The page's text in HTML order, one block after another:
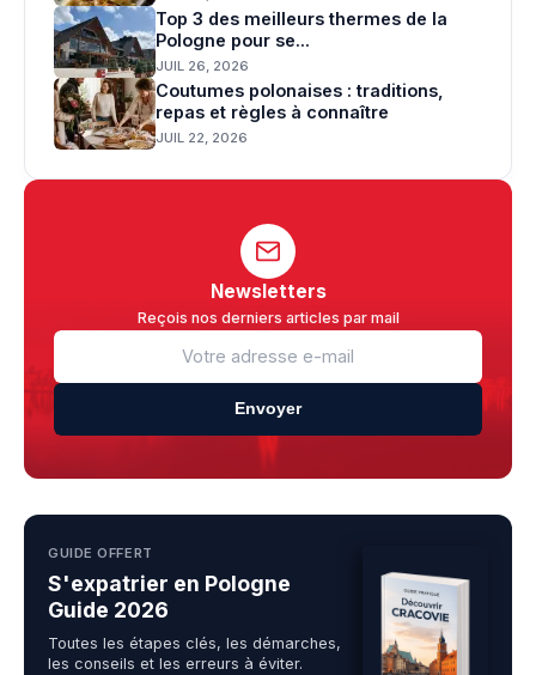
Top 3 des meilleurs thermes de la
Pologne pour se...
JUIL 26, 2026
Coutumes polonaises : traditions,
repas et règles à connaître
JUIL 22, 2026
Newsletters
Reçois nos derniers articles par mail
Envoyer
GUIDE OFFERT
S'expatrier en Pologne
Guide 2026
Toutes les étapes clés, les démarches,
les conseils et les erreurs à éviter.